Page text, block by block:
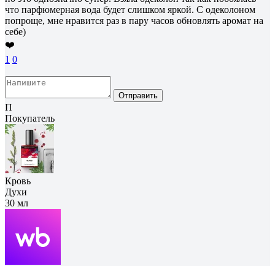
что парфюмерная вода будет слишком яркой. С одеколоном
попроще, мне нравится раз в пару часов обновлять аромат на
себе)
❤️
1 0
Отправить
П
Покупатель
Кровь
Духи
30 мл